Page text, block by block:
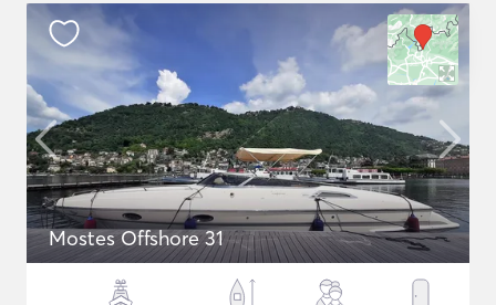
Mostes Offshore 31